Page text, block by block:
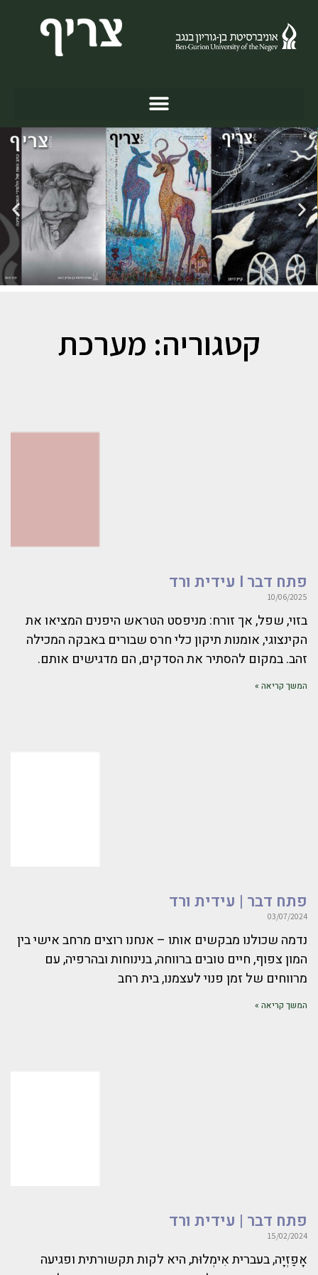
קטגוריה: מערכת
פתח דבר I עידית ורד
10/06/2025
בזוי, שפל, אך זורח: מניפסט הטראש היפנים המציאו את
הקינצוגי, אומנות תיקון כלי חרס שבורים באבקה המכילה
זהב. במקום להסתיר את הסדקים, הם מדגישים אותם.
המשך קריאה »
פתח דבר | עידית ורד
03/07/2024
נדמה שכולנו מבקשים אותו – אנחנו רוצים מרחב אישי בין
המון צפוף, חיים טובים ברווחה, בנינוחות ובהרפיה, עם
מרווחים של זמן פנוי לעצמנו, בית רחב
המשך קריאה »
פתח דבר | עידית ורד
15/02/2024
אָפַזְיָה, בעברית אִימְלוּת, היא לקות תקשורתית ופגיעה